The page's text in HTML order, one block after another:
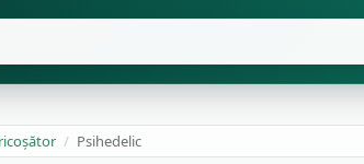
/ Psihedelic